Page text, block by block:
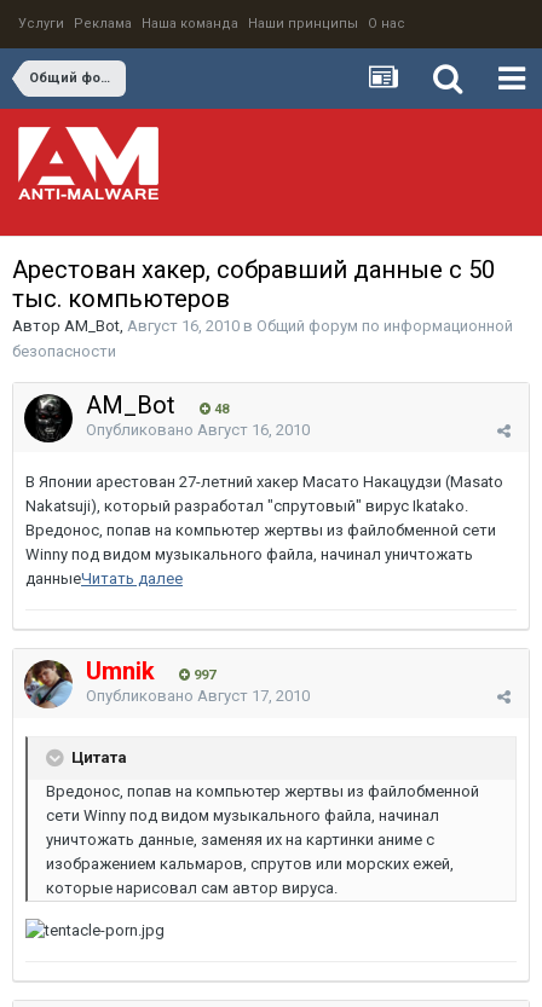
Услуги Реклама Наша команда Наши принципы О нас
Общий форум по информационной безопасности
Арестован хакер, собравший данные с 50
тыс. компьютеров
Автор AM_Bot, Август 16, 2010 в Общий форум по информационной
безопасности
AM_Bot 48
Опубликовано Август 16, 2010
В Японии арестован 27-летний хакер Масато Накацудзи (Masato
Nakatsuji), который разработал "спрутовый" вирус Ikatako.
Вредонос, попав на компьютер жертвы из файлобменной сети
Winny под видом музыкального файла, начинал уничтожать
данныеЧитать далее
Umnik 997
Опубликовано Август 17, 2010
Цитата
Вредонос, попав на компьютер жертвы из файлобменной
сети Winny под видом музыкального файла, начинал
уничтожать данные, заменяя их на картинки аниме с
изображением кальмаров, спрутов или морских ежей,
которые нарисовал сам автор вируса.